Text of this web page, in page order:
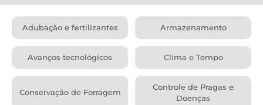
Adubação e fertilizantes Armazenamento
Avanços tecnológicos Clima e Tempo
Conservação de Forragem
Controle de Pragas e
Doenças